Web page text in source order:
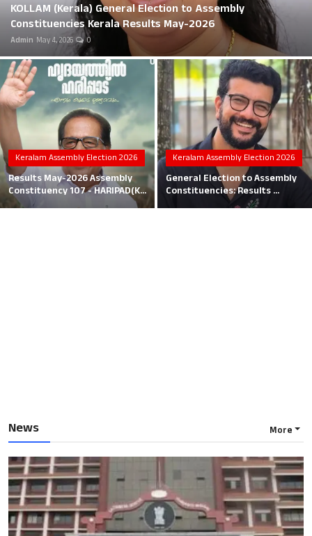
Education
Business
Local News
Earn Money
Tutorials
Malayalam
KOLLAM (Kerala) General Election to Assembly
Constituencies Kerala Results May-2026
Admin May 4, 2026 0
Keralam Assembly Election 2026
Results May-2026 Assembly
Constituency 107 - HARIPAD(K...
Keralam Assembly Election 2026
General Election to Assembly
Constituencies: Results ...
News More